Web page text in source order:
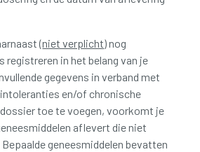
(niet verplicht) nog
registreren in het belang van je
gegevens in verband met
en/of chronische
toe te voegen, voorkomt je
aflevert die niet
geneesmiddelen bevatten